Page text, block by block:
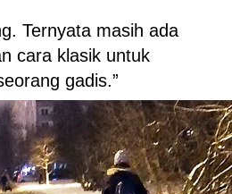
Ternyata masih ada
cara klasik untuk
gadis.”